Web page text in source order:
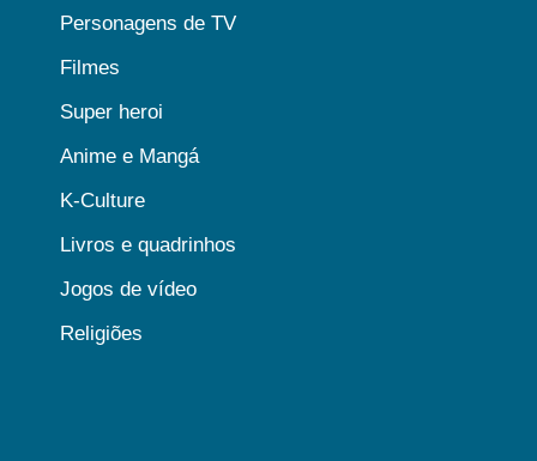
Personagens de TV
Filmes
Super heroi
Anime e Mangá
K-Culture
Livros e quadrinhos
Jogos de vídeo
Religiões